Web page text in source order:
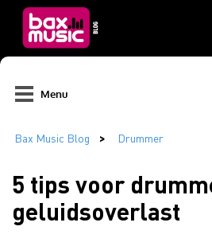
Menu
5 tips voor
geluidsoverlast